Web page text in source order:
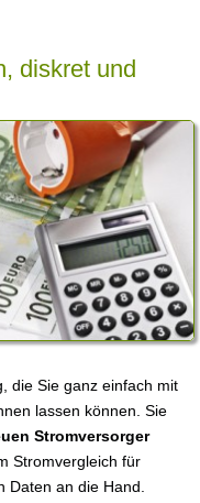
diskret und
die Sie ganz einfach mit
lassen können. Sie
Stromversorger
Stromvergleich für
Daten an die Hand.